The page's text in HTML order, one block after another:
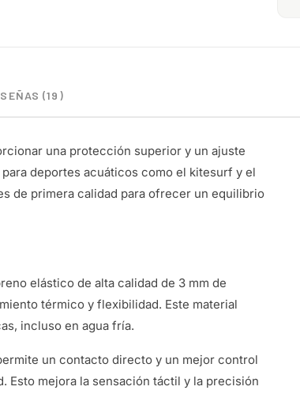
(19)
una protección superior y un ajuste
deportes acuáticos como el kitesurf y el
de primera calidad para ofrecer un equilibrio
elástico de alta calidad de 3 mm de
térmico y flexibilidad. Este material
incluso en agua fría.
un contacto directo y un mejor control
Esto mejora la sensación táctil y la precisión